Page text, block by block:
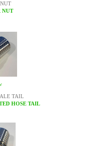
NUT
TAIL
HOSE TAIL